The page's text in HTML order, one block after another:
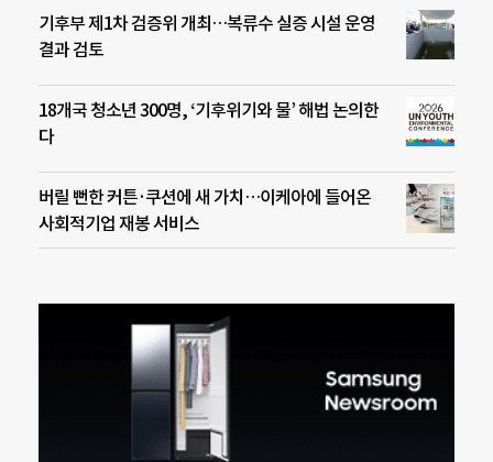
기후부 제1차 검증위 개최…복류수 실증 시설 운영
결과 검토
18개국 청소년 300명, ‘기후위기와 물’ 해법 논의한
다
버릴 뻔한 커튼·쿠션에 새 가치…이케아에 들어온
사회적기업 재봉 서비스